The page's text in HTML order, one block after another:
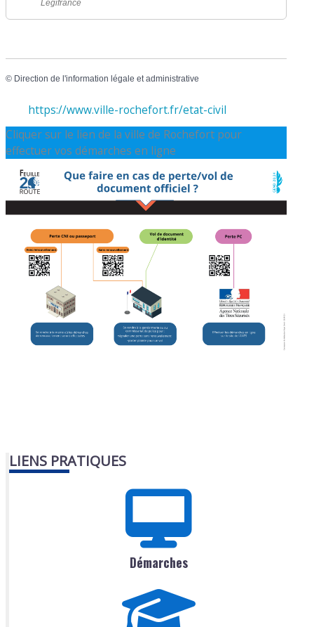
Legifrance
© Direction de l'information légale et administrative
https://www.ville-rochefort.fr/etat-civil
Cliquer sur le lien de la ville de Rochefort pour
effectuer vos démarches en ligne
LIENS PRATIQUES
Démarches